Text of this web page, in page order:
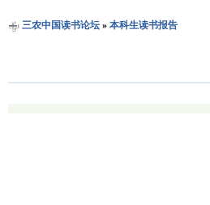
三农中国读书论坛» 本科生读书报告